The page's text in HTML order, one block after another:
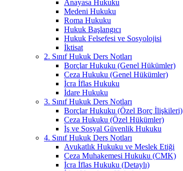
Anayasa Hukuku
Medeni Hukuku
Roma Hukuku
Hukuk Başlangıcı
Hukuk Felsefesi ve Sosyolojisi
İktisat
2. Sınıf Hukuk Ders Notları
Borçlar Hukuku (Genel Hükümler)
Ceza Hukuku (Genel Hükümler)
İcra İflas Hukuku
İdare Hukuku
3. Sınıf Hukuk Ders Notları
Borçlar Hukuku (Özel Borç İlişkileri)
Ceza Hukuku (Özel Hükümler)
İş ve Sosyal Güvenlik Hukuku
4. Sınıf Hukuk Ders Notları
Avukatlık Hukuku ve Meslek Etiği
Ceza Muhakemesi Hukuku (CMK)
İcra İflas Hukuku (Detaylı)